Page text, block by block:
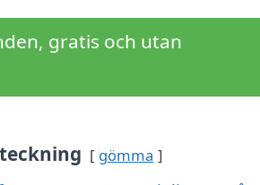
gratis och utan
gömma